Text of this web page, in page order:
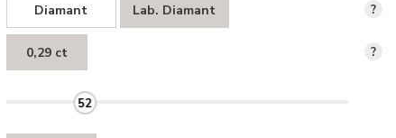
Diamant Lab. Diamant ?
0,29 ct ?
52